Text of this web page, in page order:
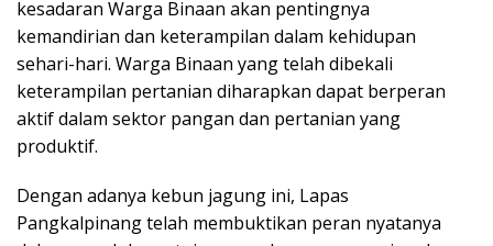
kesadaran Warga Binaan akan pentingnya
kemandirian dan keterampilan dalam kehidupan
sehari-hari. Warga Binaan yang telah dibekali
keterampilan pertanian diharapkan dapat berperan
aktif dalam sektor pangan dan pertanian yang
produktif.
Dengan adanya kebun jagung ini, Lapas
Pangkalpinang telah membuktikan peran nyatanya